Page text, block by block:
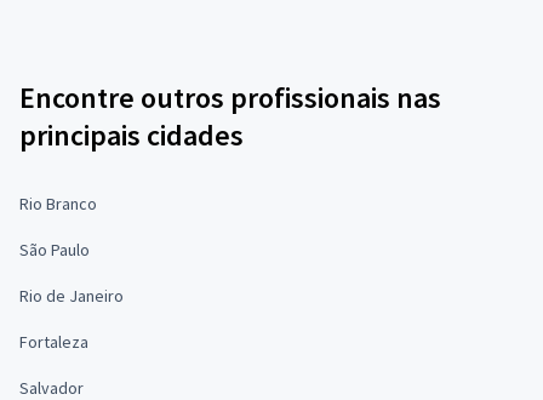
Encontre outros profissionais nas
principais cidades
Rio Branco
São Paulo
Rio de Janeiro
Fortaleza
Salvador